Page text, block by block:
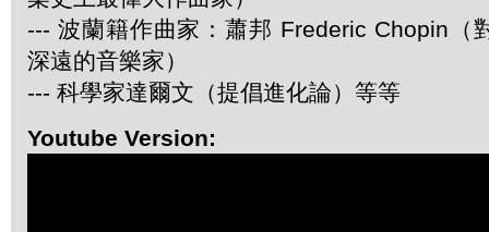
--- 波蘭籍作曲家：蕭邦 Frederic Chopin（
深遠的音樂家）
--- 科學家達爾文（提倡進化論）等等
Youtube Version: